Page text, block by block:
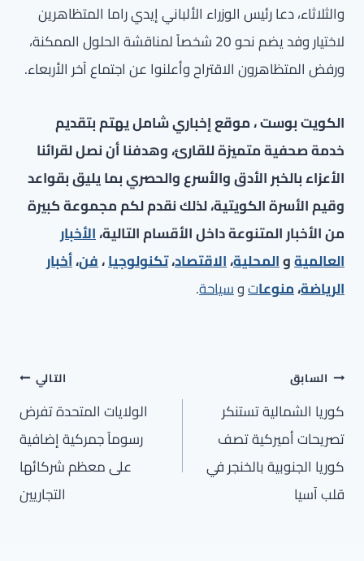
والثلاثاء، دعا رئيس الوزراء الألباني إيدي راما المتظاهرين
لاختيار وفد يضم نحو 20 شخصاً لمناقشة الحلول الممكنة،
ورفض المتظاهرون الاقتراح وأعلنوا عن اجتماع آخر الأربعاء.
الكويت بوست ، موقع إخباري شامل يهتم بتقديم
خدمة صحفية متميزة للقارئ، وهدفنا أن نصل لقرائنا
الأعزاء بالخبر الأدق والأسرع والحصري بما يليق بقواعد
وقيم الأسرة الكويتية، لذلك نقدم لكم مجموعة كبيرة
من الأخبار المتنوعة داخل الأقسام التالية،الأخبار
العالميةوالمحلية،الاقتصاد،تكنولوجيا،فن،أخبار
الرياضة،منوعاتوسياحة.
تصفّح
المقالات
السابق
كوريا الشمالية تستنكر
تصريحات أميركية تصف
كوريا الجنوبية بالخنجر في
قلب آسيا
التالي
الولايات المتحدة تفرض
رسوماً جمركية إضافية
على معظم شركائها
التجاريين